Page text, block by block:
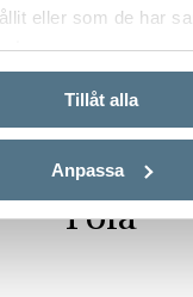
eller som de har
Tillåt alla
Anpassa
Real Estate Alicante –
i Alicante
Pola